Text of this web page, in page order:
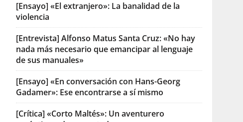
[Ensayo] «El extranjero»: La banalidad de la
violencia
[Entrevista] Alfonso Matus Santa Cruz: «No hay
nada más necesario que emancipar al lenguaje
de sus manuales»
[Ensayo] «En conversación con Hans-Georg
Gadamer»: Ese encontrarse a sí mismo
[Crítica] «Corto Maltés»: Un aventurero